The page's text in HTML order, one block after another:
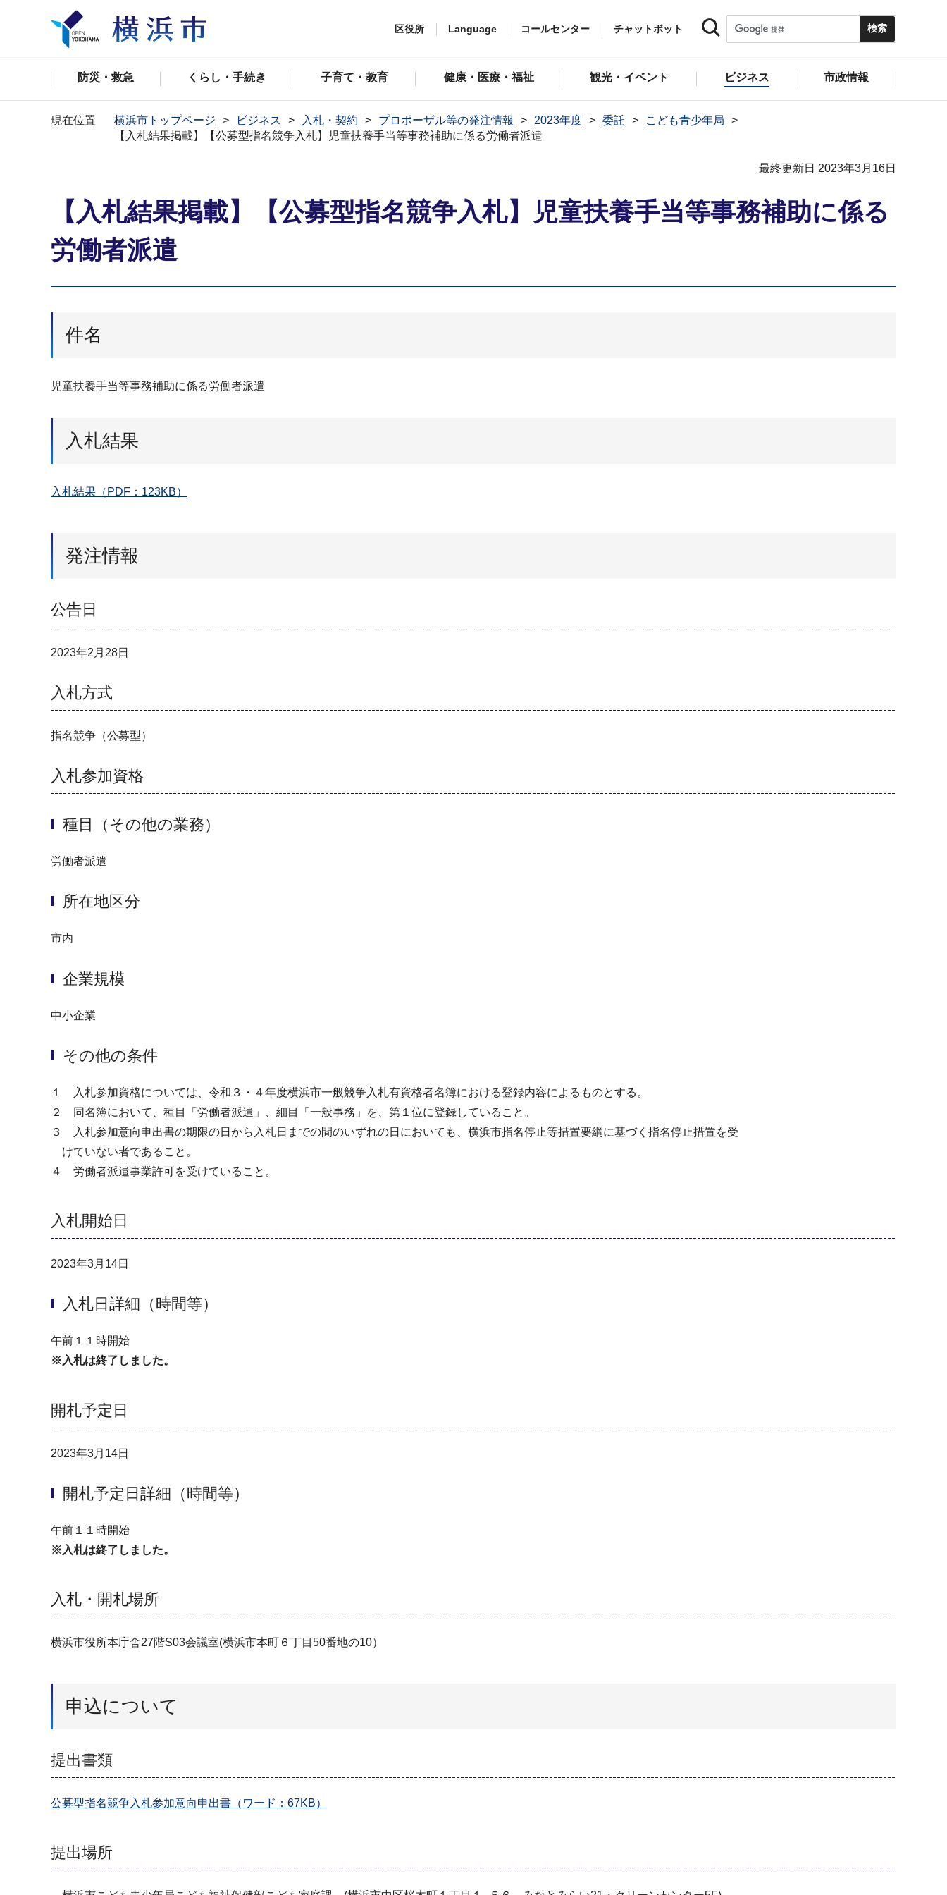
区役所 Language コールセンター チャットボット
防災・救急 くらし・手続き 子育て・教育 健康・医療・福祉 観光・イベント ビジネス 市政情報
現在位置 横浜市トップページ ビジネス 入札・契約 プロポーザル等の発注情報 2023年度 委託
こども青少年局
【入札結果掲載】【公募型指名競争入札】児童扶養手当等事務補助に係る労働者派遣
最終更新日 2023年3月16日
【入札結果掲載】【公募型指名競争入札】児童扶養手当等事務補助に係る
労働者派遣
件名
児童扶養手当等事務補助に係る労働者派遣
入札結果
入札結果（PDF：123KB）
発注情報
公告日
2023年2月28日
入札方式
指名競争（公募型）
入札参加資格
種目（その他の業務）
労働者派遣
所在地区分
市内
企業規模
中小企業
その他の条件
１ 入札参加資格については、令和３・４年度横浜市一般競争入札有資格者名簿における登録内容によるものとする。
２ 同名簿において、種目「労働者派遣」、細目「一般事務」を、第１位に登録していること。
３ 入札参加意向申出書の期限の日から入札日までの間のいずれの日においても、横浜市指名停止等措置要綱に基づく指名停止措置を受
けていない者であること。
４ 労働者派遣事業許可を受けていること。
入札開始日
2023年3月14日
入札日詳細（時間等）
午前１１時開始
※入札は終了しました。
開札予定日
2023年3月14日
開札予定日詳細（時間等）
午前１１時開始
※入札は終了しました。
入札・開札場所
横浜市役所本庁舎27階S03会議室(横浜市本町６丁目50番地の10）
申込について
提出書類
公募型指名競争入札参加意向申出書（ワード：67KB）
提出場所